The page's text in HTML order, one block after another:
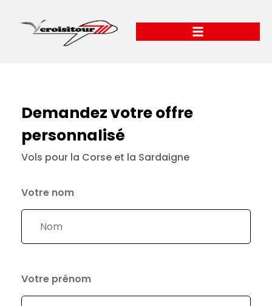
Demandez votre offre
personnalisé
Vols pour la Corse et la Sardaigne
Votre nom
Votre prénom